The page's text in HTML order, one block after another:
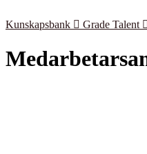
Kunskapsbank  Grade Talent 